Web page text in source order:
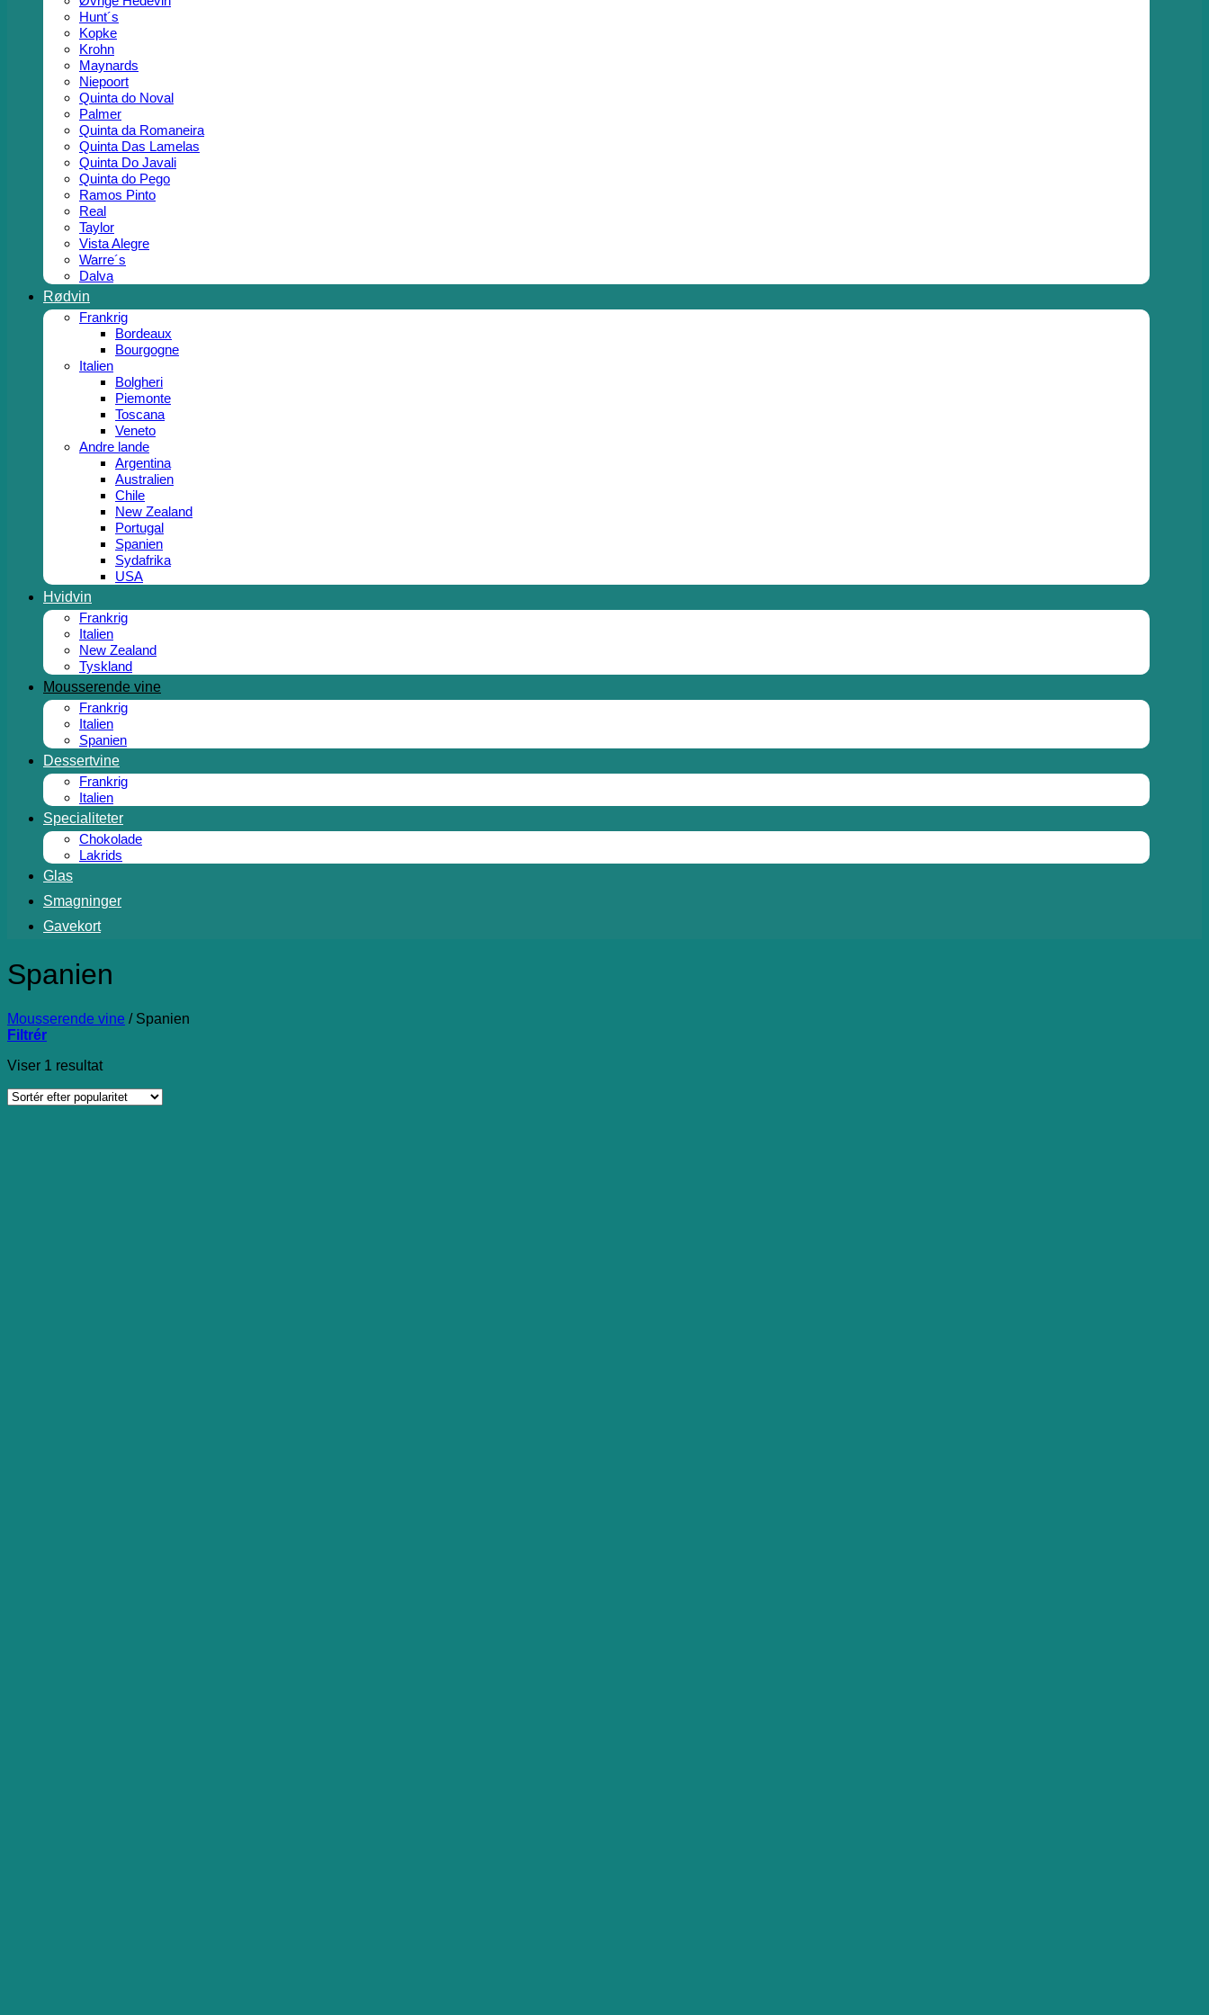
Hunt´s
Kopke
Krohn
Maynards
Niepoort
Quinta do Noval
Palmer
Quinta da Romaneira
Quinta Das Lamelas
Quinta Do Javali
Quinta do Pego
Ramos Pinto
Real
Taylor
Vista Alegre
Warre´s
Dalva
Rødvin
Frankrig
Bordeaux
Bourgogne
Italien
Bolgheri
Piemonte
Toscana
Veneto
Andre lande
Argentina
Australien
Chile
New Zealand
Portugal
Spanien
Sydafrika
USA
Hvidvin
Frankrig
Italien
New Zealand
Tyskland
Mousserende vine
Frankrig
Italien
Spanien
Dessertvine
Frankrig
Italien
Specialiteter
Chokolade
Lakrids
Glas
Smagninger
Gavekort
Spanien
Mousserende vine /Spanien
Filtrér
Viser 1 resultat